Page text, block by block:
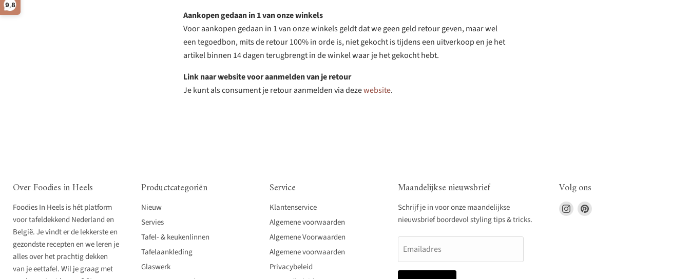
9,8
Aankopen gedaan in 1 van onze winkels
Voor aankopen gedaan in 1 van onze winkels geldt dat we geen geld retour geven, maar wel
een tegoedbon, mits de retour 100% in orde is, niet gekocht is tijdens een uitverkoop en je het
artikel binnen 14 dagen terugbrengt in de winkel waar je het gekocht hebt.
Link naar website voor aanmelden van je retour
Je kunt als consument je retour aanmelden via dezewebsite.
Over Foodies in Heels
Foodies In Heels is hét platform
voor tafeldekkend Nederland en
België. Je vindt er de lekkerste en
gezondste recepten en we leren je
alles over het prachtig dekken
van je eettafel. Wil je graag met
Productcategoriën
Nieuw
Servies
Tafel- & keukenlinnen
Tafelaankleding
Glaswerk
Service
Klantenservice
Algemene voorwaarden
Algemene Voorwaarden
Algemene voorwaarden
Privacybeleid
Maandelijkse nieuwsbrief
Schrijf je in voor onze maandelijkse
nieuwsbrief boordevol styling tips & tricks.
Emailadres
Volg ons
Vind
ons
Vind